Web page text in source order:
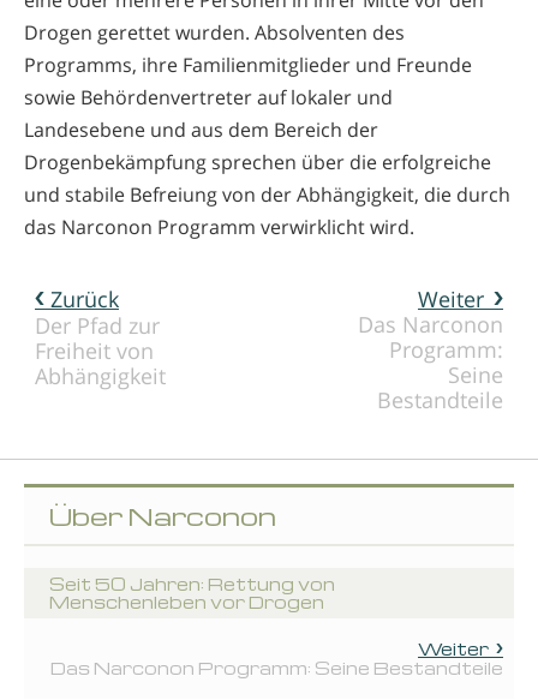
Drogen gerettet wurden. Absolventen des
Programms, ihre Familienmitglieder und Freunde
sowie Behördenvertreter auf lokaler und
Landesebene und aus dem Bereich der
Drogenbekämpfung sprechen über die erfolgreiche
und stabile Befreiung von der Abhängigkeit, die durch
das Narconon Programm verwirklicht wird.
Weiter
Das Narconon
Programm:
Seine
Bestandteile
Zurück
Der Pfad zur
Freiheit von
Abhängigkeit
Über Narconon
Seit 50 Jahren: Rettung von
Menschenleben vor Drogen
Weiter
Das Narconon Programm: Seine Bestandteile